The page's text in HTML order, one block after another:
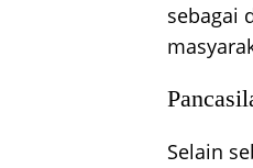
sebagai
Selain